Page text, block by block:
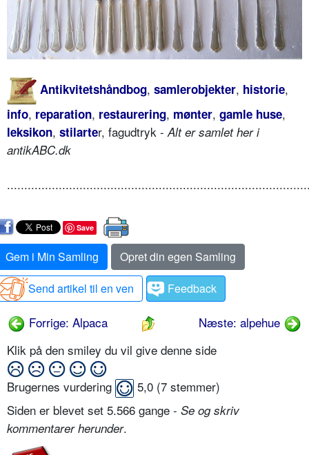
Antikvitetshåndbog, samlerobjekter, historie,
info, reparation, restaurering, mønter, gamle huse,
leksikon, stilarter, fagudtryk - Alt er samlet her i
antikABC.dk
Save
Gem i Min Samling
Opret din egen Samling
Send artikel til en ven
Feedback
Forrige: Alpaca
Næste: alpehue
Klik på den smiley du vil give denne side
Brugernes vurdering 5,0 (7 stemmer)
Siden er blevet set 5.566 gange - Se og skriv
kommentarer herunder.